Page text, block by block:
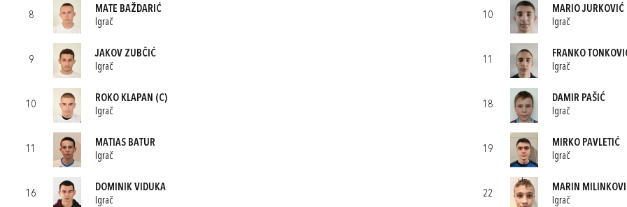
8
MATE BAŽDARIĆ
Igrač
9
JAKOV ZUBČIĆ
Igrač
10
ROKO KLAPAN (C)
Igrač
11
MATIAS BATUR
Igrač
16
DOMINIK VIDUKA
Igrač
10
MARIO JURKOVIĆ
Igrač
11
FRANKO
Igrač
18
DAMIR PAŠIĆ
Igrač
19
MIRKO PAVLETIĆ
Igrač
22
MARIN
Igrač